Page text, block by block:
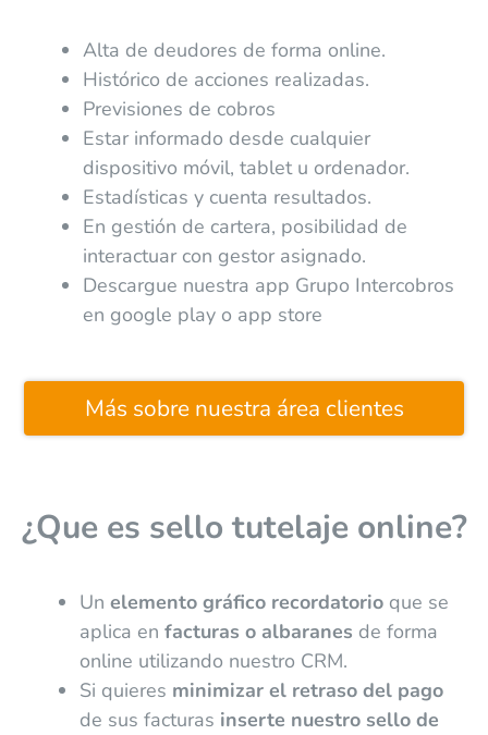
Alta de deudores de forma online.
Histórico de acciones realizadas.
Previsiones de cobros
Estar informado desde cualquier
dispositivo móvil, tablet u ordenador.
Estadísticas y cuenta resultados.
En gestión de cartera, posibilidad de
interactuar con gestor asignado.
Descargue nuestra app Grupo Intercobros
en google play o app store
Más sobre nuestra área clientes
¿Que es sello tutelaje online?
Un elemento gráfico recordatorioque se
aplica en facturas o albaranes de forma
online utilizando nuestro CRM.
Si quieres minimizar el retraso del pago
de sus facturas inserte nuestro sello de